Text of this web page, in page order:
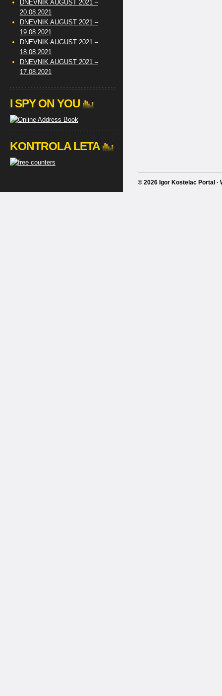
DNEVNIK AUGUST 2021 –
20.08.2021
DNEVNIK AUGUST 2021 –
19.08.2021
DNEVNIK AUGUST 2021 –
18.08.2021
DNEVNIK AUGUST 2021 –
17.08.2021
I SPY ON YOU
KONTROLA LETA
© 2026 Igor Kostelac Portal